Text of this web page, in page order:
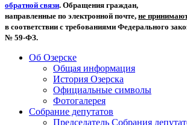
обратной связи. Обращения граждан,
направленные по электронной почте, не
в соответствии с требованиями Федерального
№ 59-ФЗ.
Об Озерске
Общая информация
История Озерска
Официальные символы
Фотогалерея
Собрание депутатов
Председатель Собрания